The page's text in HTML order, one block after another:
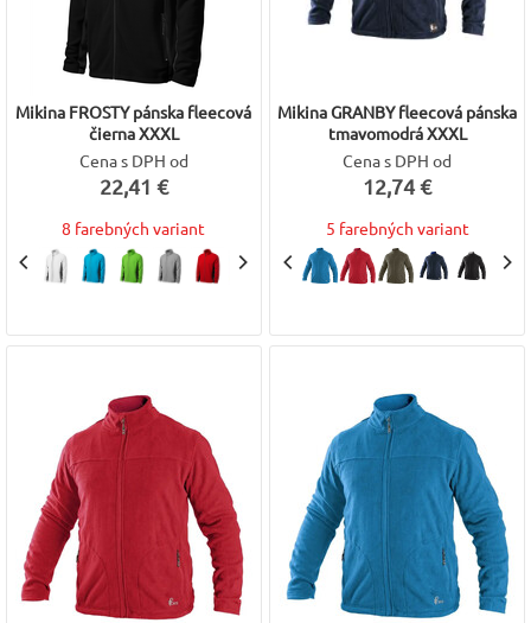
Mikina FROSTY pánska fleecová
čierna XXXL
Cena s DPH od
22,41 €
8 farebných variant
Mikina GRANBY fleecová pánska
tmavomodrá XXXL
Cena s DPH od
12,74 €
5 farebných variant